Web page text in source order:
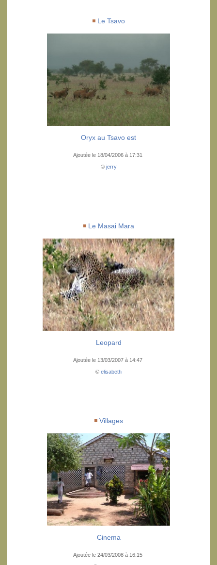
Le Tsavo
Oryx au Tsavo est
Ajoutée le 18/04/2006 à 17:31
© jerry
Le Masai Mara
Leopard
Ajoutée le 13/03/2007 à 14:47
© elisabeth
Villages
Cinema
Ajoutée le 24/03/2008 à 16:15